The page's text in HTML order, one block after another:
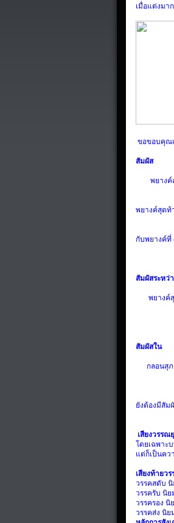
เมื่อแต่งมา
ขอขอบคุณ
สัมผัส
พยางค์
พยางค์สุดท้
กับพยางค์ที่
สัมผัสระหว่
พยางค์
สัมผัสใน
กลอนสุ
ยังต้องมีสัม
เสียงวรรณ
โดยเฉพาะ
แต่ก็เป็นคว
เสียงท้ายว
วรรคสดับ นิ
วรรครับ นิย
วรรครอง นิ
วรรคส่ง นิ